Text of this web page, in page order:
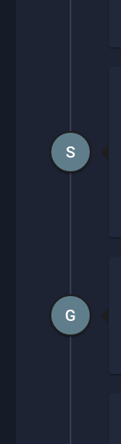
S
G